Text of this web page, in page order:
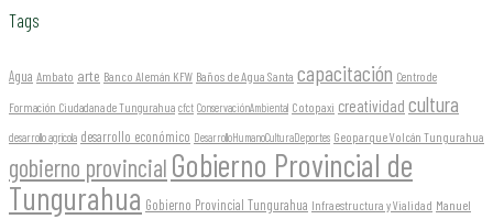
Tags
Agua Ambato arte Banco Alemán KFW Baños de Agua Santa capacitación Centro de
Formación Ciudadana de Tungurahua cfct ConservaciónAmbiental Cotopaxi creatividad cultura
desarrollo agrícola desarrollo económico DesarrolloHumanoCulturaDeportes Geoparque Volcán Tungurahua
gobierno provincial Gobierno Provincial de
Tungurahua Gobierno Provincial Tungurahua Infraestructura y Vialidad Manuel